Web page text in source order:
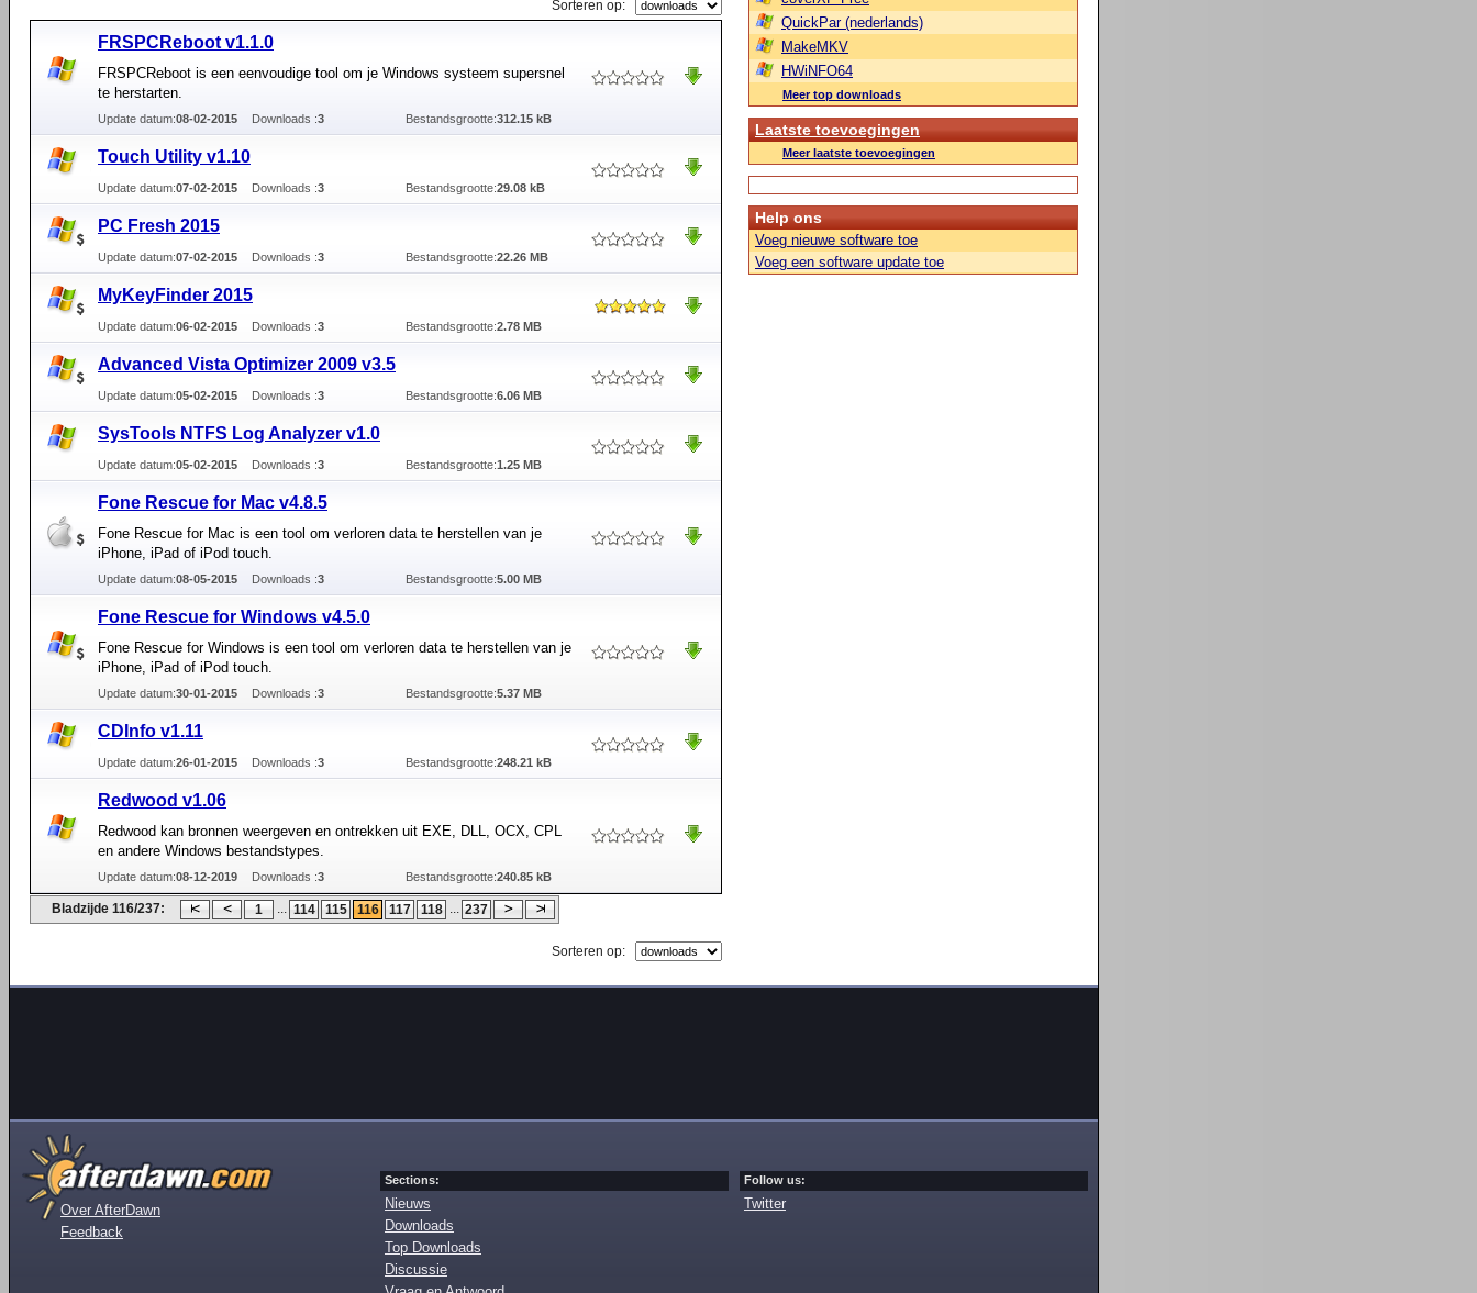
Sorteren op:
FRSPCReboot v1.1.0
FRSPCReboot is een eenvoudige tool om je Windows systeem supersnel
te herstarten.
Update datum:08-02-2015 Downloads :3 Bestandsgrootte:312.15 kB
Touch Utility v1.10
Update datum:07-02-2015 Downloads :3 Bestandsgrootte:29.08 kB
PC Fresh 2015
Update datum:07-02-2015 Downloads :3 Bestandsgrootte:22.26 MB
MyKeyFinder 2015
Update datum:06-02-2015 Downloads :3 Bestandsgrootte:2.78 MB
Advanced Vista Optimizer 2009 v3.5
Update datum:05-02-2015 Downloads :3 Bestandsgrootte:6.06 MB
SysTools NTFS Log Analyzer v1.0
Update datum:05-02-2015 Downloads :3 Bestandsgrootte:1.25 MB
Fone Rescue for Mac v4.8.5
Fone Rescue for Mac is een tool om verloren data te herstellen van je
iPhone, iPad of iPod touch.
Update datum:08-05-2015 Downloads :3 Bestandsgrootte:5.00 MB
Fone Rescue for Windows v4.5.0
Fone Rescue for Windows is een tool om verloren data te herstellen van je
iPhone, iPad of iPod touch.
Update datum:30-01-2015 Downloads :3 Bestandsgrootte:5.37 MB
CDInfo v1.11
Update datum:26-01-2015 Downloads :3 Bestandsgrootte:248.21 kB
Redwood v1.06
Redwood kan bronnen weergeven en ontrekken uit EXE, DLL, OCX, CPL
en andere Windows bestandstypes.
Update datum:08-12-2019 Downloads :3 Bestandsgrootte:240.85 kB
Bladzijde 116/237: 1 ... 114 115 116 117 118 ... 237
Sorteren op:
QuickPar (nederlands)
MakeMKV
HWiNFO64
Meer top downloads
Laatste toevoegingen
Meer laatste toevoegingen
Help ons
Voeg nieuwe software toe
Voeg een software update toe
Over AfterDawn
Feedback
Sections:
Nieuws
Downloads
Top Downloads
Discussie
Follow us:
Twitter